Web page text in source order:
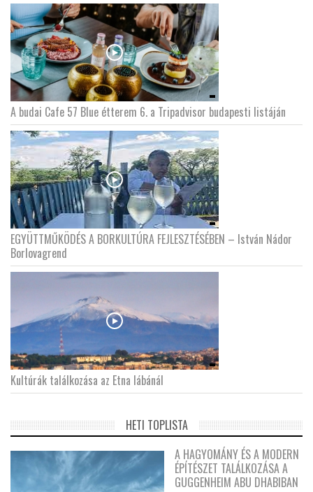
A budai Cafe 57 Blue étterem 6. a Tripadvisor budapesti listáján
EGYÜTTMŰKÖDÉS A BORKULTÚRA FEJLESZTÉSÉBEN – István Nádor
Borlovagrend
Kultúrák találkozása az Etna lábánál
HETI TOPLISTA
A HAGYOMÁNY ÉS A MODERN
ÉPÍTÉSZET TALÁLKOZÁSA A
GUGGENHEIM ABU DHABIBAN